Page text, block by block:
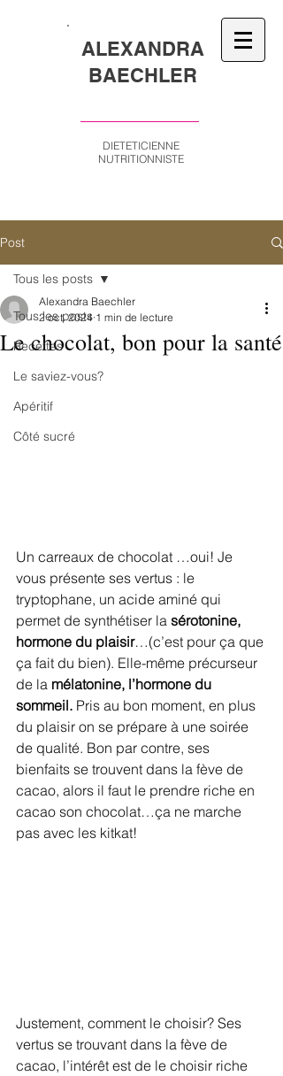
ALEXANDRA
BAECHLER
DIETETICIENNE
NUTRITIONNISTE
Post
Tous les posts
Recettes
Le saviez-vous?
Apéritif
Côté sucré
Tous les posts
Le chocolat, bon pour la santé
Alexandra Baechler
2 oct. 2024 1 min de lecture
Un carreaux de chocolat …oui! Je
vous présente ses vertus : le
tryptophane, un acide aminé qui
permet de synthétiser la sérotonine,
hormone du plaisir…(c’est pour ça que
ça fait du bien). Elle-même précurseur
de la mélatonine, l’hormone du
sommeil. Pris au bon moment, en plus
du plaisir on se prépare à une soirée
de qualité. Bon par contre, ses
bienfaits se trouvent dans la fève de
cacao, alors il faut le prendre riche en
cacao son chocolat…ça ne marche
pas avec les kitkat!
Justement, comment le choisir? Ses
vertus se trouvant dans la fève de
cacao, l’intérêt est de le choisir riche